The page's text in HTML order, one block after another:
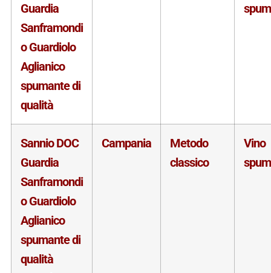
Guardia
Sanframondi
o Guardiolo
Aglianico
spumante di
qualità
Sannio DOC
Guardia
Sanframondi
o Guardiolo
Aglianico
spumante di
qualità
Campania
Metodo
classico
Vino